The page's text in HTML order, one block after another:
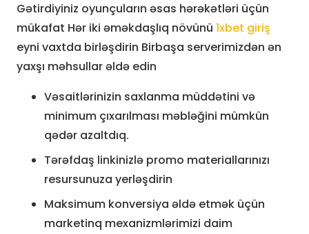
Gətirdiyiniz oyunçuların əsas hərəkətləri üçün
mükafat Hər iki əməkdaşlıq növünü 1xbet giriş
eyni vaxtda birləşdirin Birbaşa serverimizdən ən
yaxşı məhsullar əldə edin
Vəsaitlərinizin saxlanma müddətini və
minimum çıxarılması məbləğini mümkün
qədər azaltdıq.
Tərəfdaş linkinizlə promo materiallarınızı
resursunuza yerləşdirin
Maksimum konversiya əldə etmək üçün
marketinq mexanizmlərimizi daim